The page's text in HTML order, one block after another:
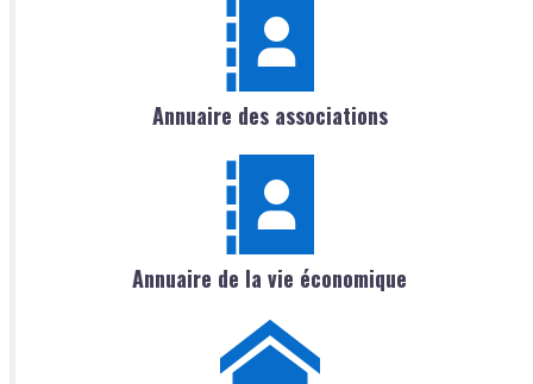
Annuaire des associations
Annuaire de la vie économique